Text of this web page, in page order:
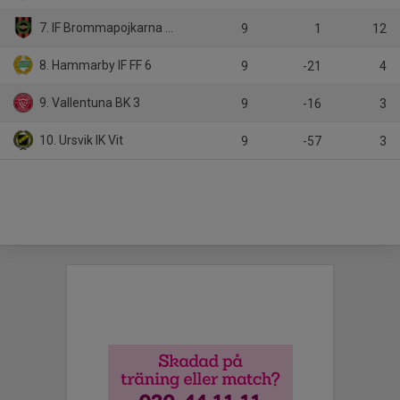
7. IF Brommapojkarna 2013-4 9 1 12
8. Hammarby IF FF 6 9 -21 4
9. Vallentuna BK 3 9 -16 3
10. Ursvik IK Vit 9 -57 3